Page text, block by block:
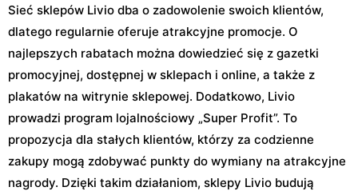
Sieć sklepów Livio dba o zadowolenie swoich klientów,
dlatego regularnie oferuje atrakcyjne promocje. O
najlepszych rabatach można dowiedzieć się z gazetki
promocyjnej, dostępnej w sklepach i online, a także z
plakatów na witrynie sklepowej. Dodatkowo, Livio
prowadzi program lojalnościowy „Super Profit”. To
propozycja dla stałych klientów, którzy za codzienne
zakupy mogą zdobywać punkty do wymiany na atrakcyjne
nagrody. Dzięki takim działaniom, sklepy Livio budują